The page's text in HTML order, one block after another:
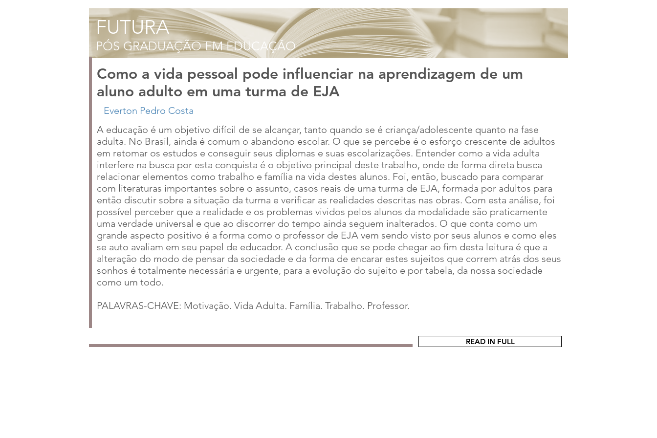
Como a vida pessoal pode influenciar na aprendizagem de um
aluno adulto em uma turma de EJA
A educação é um objetivo difícil de se alcançar, tanto quando se é criança/adolescente quanto na fase
adulta. No Brasil, ainda é comum o abandono escolar. O que se percebe é o esforço crescente de adultos
em retomar os estudos e conseguir seus diplomas e suas escolarizações. Entender como a vida adulta
interfere na busca por esta conquista é o objetivo principal deste trabalho, onde de forma direta busca
relacionar elementos como trabalho e família na vida destes alunos. Foi, então, buscado para comparar
com literaturas importantes sobre o assunto, casos reais de uma turma de EJA, formada por adultos para
então discutir sobre a situação da turma e verificar as realidades descritas nas obras. Com esta análise, foi
possível perceber que a realidade e os problemas vividos pelos alunos da modalidade são praticamente
uma verdade universal e que ao discorrer do tempo ainda seguem inalterados. O que conta como um
grande aspecto positivo é a forma como o professor de EJA vem sendo visto por seus alunos e como eles
se auto avaliam em seu papel de educador. A conclusão que se pode chegar ao fim desta leitura é que a
alteração do modo de pensar da sociedade e da forma de encarar estes sujeitos que correm atrás dos seus
sonhos é totalmente necessária e urgente, para a evolução do sujeito e por tabela, da nossa sociedade
como um todo.
PALAVRAS-CHAVE: Motivação. Vida Adulta. Família. Trabalho. Professor.
READ IN FULL